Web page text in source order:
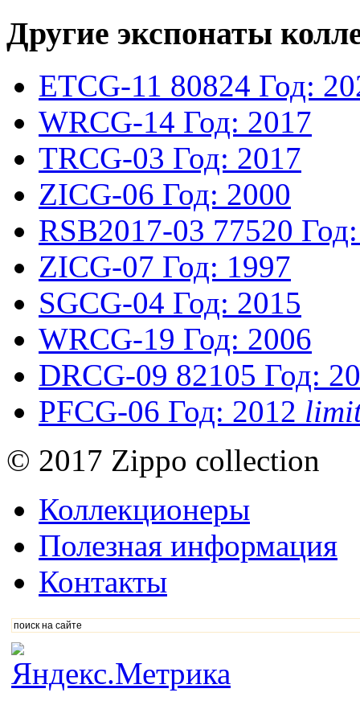
Другие экспонаты
ETCG-11 80824 Год:
WRCG-14 Год: 2017
TRCG-03 Год: 2017
ZICG-06 Год: 2000
RSB2017-03 77520
ZICG-07 Год: 1997
SGCG-04 Год: 2015
WRCG-19 Год: 2006
DRCG-09 82105 Год:
PFCG-06 Год: 2012
© 2017 Zippo collection
Коллекционеры
Полезная информация
Контакты